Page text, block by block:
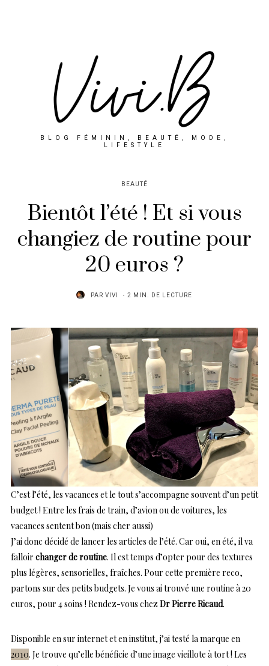
BLOG FÉMININ, BEAUTÉ, MODE,
LIFESTYLE
BEAUTÉ
Bientôt l’été ! Et si vous
changiez de routine pour
20 euros ?
PAR VIVI 2 MIN. DE LECTURE
C’est l’été, les vacances et le tout s’accompagne souvent d’un petit
budget ! Entre les frais de train, d’avion ou de voitures, les
vacances sentent bon (mais cher aussi)
J’ai donc décidé de lancer les articles de l’été. Car oui, en été, il va
falloir changer de routine. Il est temps d’opter pour des textures
plus légères, sensorielles, fraîches. Pour cette première reco,
partons sur des petits budgets. Je vous ai trouvé une routine à 20
euros, pour 4 soins ! Rendez-vous chezDr Pierre Ricaud.
Disponible en sur internet et en institut, j’ai testé la marque en
2010. Je trouve qu’elle bénéficie d’une image vieillote à tort ! Les